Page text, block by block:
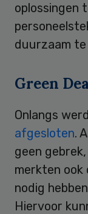
oplossingen
duurzaam te
Green
Onlangs
afgesloten.
geen
merkten ook
nodig
Hiervoor